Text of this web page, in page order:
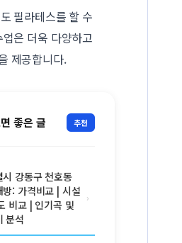
필라테스를 할 수
은 더욱 다양하고
제공합니다.
좋은 글 추천
시 강동구 천호동
방: 가격비교 | 시설
비교 | 인기곡 및
분석
›